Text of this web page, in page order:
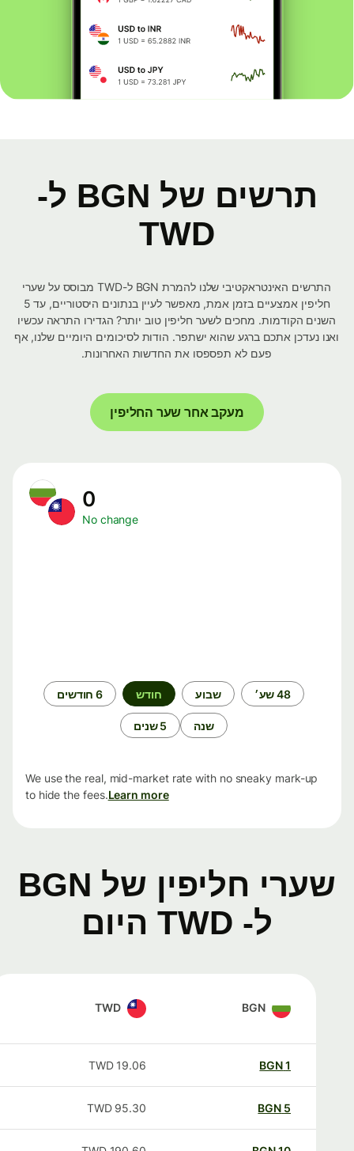
תרשים של BGN ל-
TWD
התרשים האינטראקטיבי שלנו להמרת BGN ל-TWD מבוסס על שערי
חליפין אמצעיים בזמן אמת, מאפשר לעיין בנתונים היסטוריים, עד 5
השנים הקודמות. מחכים לשער חליפין טוב יותר? הגדירו התראה עכשיו
ואנו נעדכן אתכם ברגע שהוא ישתפר. הודות לסיכומים היומיים שלנו, אף
פעם לא תפספסו את החדשות האחרונות.
מעקב אחר שער החליפין
No change
48 שע׳ שבוע חודש 6 חודשים
שנה 5 שנים
We use the real, mid-market rate with no sneaky mark-up
to hide the fees.Learn more
שערי חליפין של BGN
ל- TWD היום
BGN
TWD
BGN
19.06
TWD
BGN
95.30
TWD